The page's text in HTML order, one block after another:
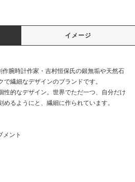
イメージ
腕時計作家・吉村恒保氏の銀無垢や天然石
繊細なデザインのブランドです。
性的なデザイン。世界でただ一つ、自分だけ
るようにと、繊細に作られています。
メント